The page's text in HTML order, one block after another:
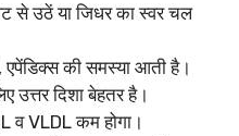
से उठें या जिधर का स्वर चल
एपेंडिक्स की समस्या आती है।
उत्तर दिशा बेहतर है।
व VLDL कम होगा।